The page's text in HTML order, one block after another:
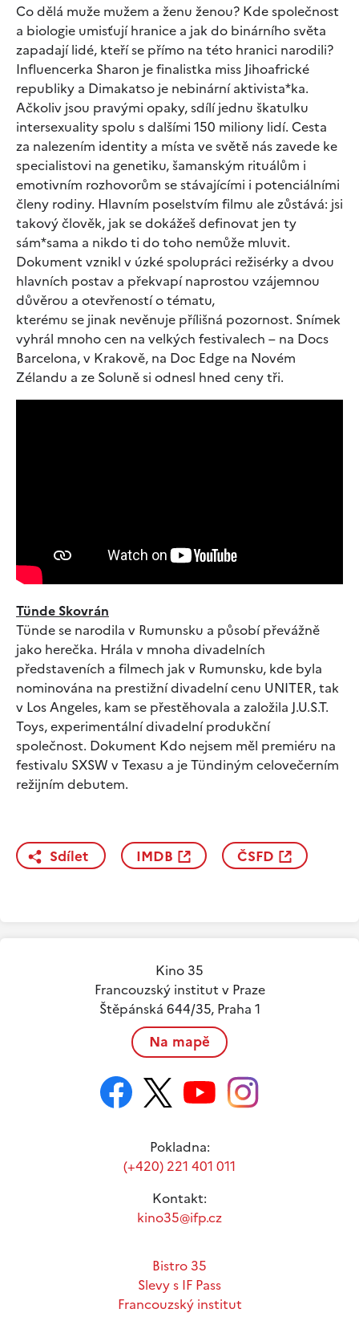
Co dělá muže mužem a ženu ženou? Kde společnost
a biologie umisťují hranice a jak do binárního světa
zapadají lidé, kteří se přímo na této hranici narodili?
Influencerka Sharon je finalistka miss Jihoafrické
republiky a Dimakatso je nebinární aktivista*ka.
Ačkoliv jsou pravými opaky, sdílí jednu škatulku
intersexuality spolu s dalšími 150 miliony lidí. Cesta
za nalezením identity a místa ve světě nás zavede ke
specialistovi na genetiku, šamanským rituálům i
emotivním rozhovorům se stávajícími i potenciálními
členy rodiny. Hlavním poselstvím filmu ale zůstává: jsi
takový člověk, jak se dokážeš definovat jen ty
sám*sama a nikdo ti do toho nemůže mluvit.
Dokument vznikl v úzké spolupráci režisérky a dvou
hlavních postav a překvapí naprostou vzájemnou
důvěrou a otevřeností o tématu,
kterému se jinak nevěnuje přílišná pozornost. Snímek
vyhrál mnoho cen na velkých festivalech – na Docs
Barcelona, v Krakově, na Doc Edge na Novém
Zélandu a ze Soluně si odnesl hned ceny tři.
Tünde Skovrán
Tünde se narodila v Rumunsku a působí převážně
jako herečka. Hrála v mnoha divadelních
představeních a filmech jak v Rumunsku, kde byla
nominována na prestižní divadelní cenu UNITER, tak
v Los Angeles, kam se přestěhovala a založila J.U.S.T.
Toys, experimentální divadelní produkční
společnost. Dokument Kdo nejsem měl premiéru na
festivalu SXSW v Texasu a je Tündiným celovečerním
režijním debutem.
Sdílet IMDB ČSFD
Kino 35
Francouzský institut v Praze
Štěpánská 644/35, Praha 1
Na mapě
Pokladna:
(+420) 221 401 011
Kontakt:
kino35@ifp.cz
Bistro 35
Slevy s IF Pass
Francouzský institut